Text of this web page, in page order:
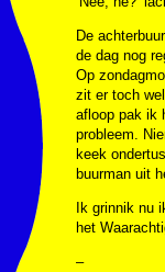
De
de dag nog
Op
zit er toch
afloop pak ik
probleem.
keek
buurman uit
Ik grinnik nu
het
–